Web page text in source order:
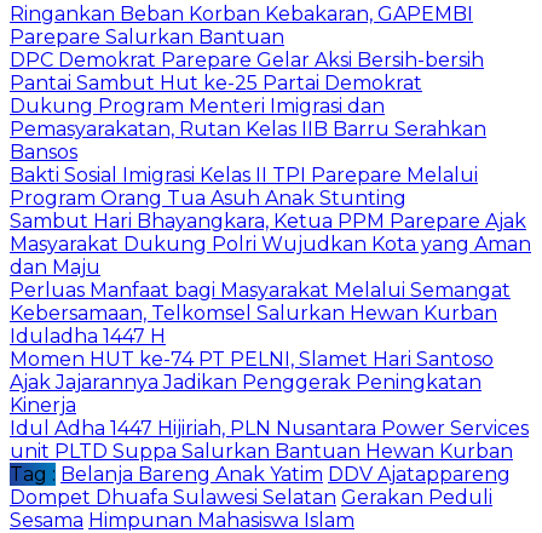
Ringankan Beban Korban Kebakaran, GAPEMBI
Parepare Salurkan Bantuan
DPC Demokrat Parepare Gelar Aksi Bersih-bersih
Pantai Sambut Hut ke-25 Partai Demokrat
Dukung Program Menteri Imigrasi dan
Pemasyarakatan, Rutan Kelas IIB Barru Serahkan
Bansos
Bakti Sosial Imigrasi Kelas II TPI Parepare Melalui
Program Orang Tua Asuh Anak Stunting
Sambut Hari Bhayangkara, Ketua PPM Parepare Ajak
Masyarakat Dukung Polri Wujudkan Kota yang Aman
dan Maju
Perluas Manfaat bagi Masyarakat Melalui Semangat
Kebersamaan, Telkomsel Salurkan Hewan Kurban
Iduladha 1447 H
Momen HUT ke-74 PT PELNI, Slamet Hari Santoso
Ajak Jajarannya Jadikan Penggerak Peningkatan
Kinerja
Idul Adha 1447 Hijiriah, PLN Nusantara Power Services
unit PLTD Suppa Salurkan Bantuan Hewan Kurban
Tag : Belanja Bareng Anak Yatim DDV Ajatappareng
Dompet Dhuafa Sulawesi Selatan Gerakan Peduli
Sesama Himpunan Mahasiswa Islam